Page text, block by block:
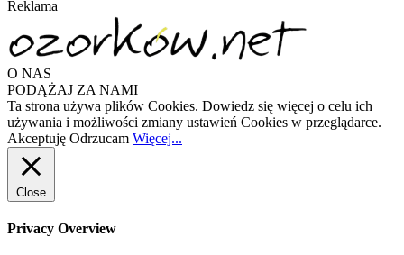
Reklama
O NAS
PODĄŻAJ ZA NAMI
Ta strona używa plików Cookies. Dowiedz się więcej o celu ich
używania i możliwości zmiany ustawień Cookies w przeglądarce.
Akceptuję Odrzucam Więcej...
Close
Privacy Overview